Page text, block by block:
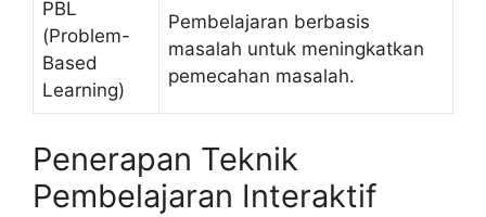
PBL
(Problem-
Based
Learning)
Pembelajaran berbasis
masalah untuk meningkatkan
pemecahan masalah.
Penerapan Teknik
Pembelajaran Interaktif